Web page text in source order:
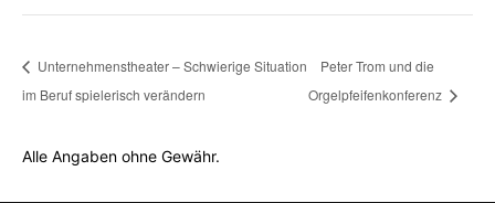
Unternehmenstheater – Schwierige Situation
im Beruf spielerisch verändern
Peter Trom und die
Orgelpfeifenkonferenz
Alle Angaben ohne Gewähr.